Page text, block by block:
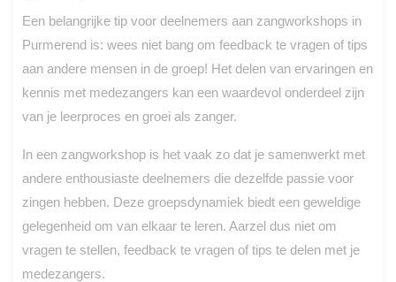
Een belangrijke tip voor deelnemers aan zangworkshops in
Purmerend is: wees niet bang om feedback te vragen of tips
aan andere mensen in de groep! Het delen van ervaringen en
kennis met medezangers kan een waardevol onderdeel zijn
van je leerproces en groei als zanger.
In een zangworkshop is het vaak zo dat je samenwerkt met
andere enthousiaste deelnemers die dezelfde passie voor
zingen hebben. Deze groepsdynamiek biedt een geweldige
gelegenheid om van elkaar te leren. Aarzel dus niet om
vragen te stellen, feedback te vragen of tips te delen met je
medezangers.